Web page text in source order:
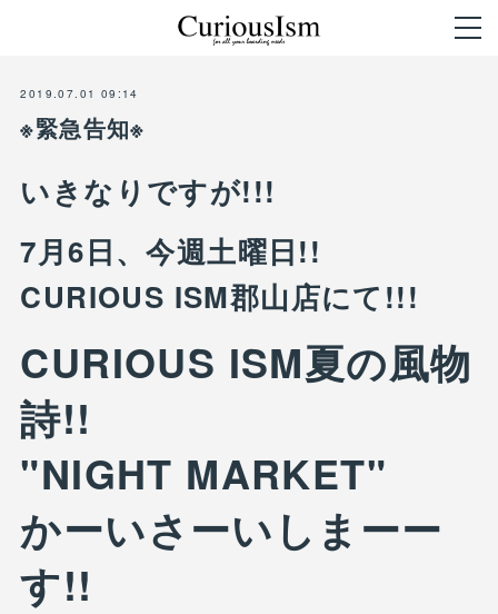
2019.07.01 09:14
※緊急告知※
いきなりですが!!!
7月6日、今週土曜日!!
CURIOUS ISM郡山店にて!!!
CURIOUS ISM夏の風物
詩!!
"NIGHT MARKET"
かーいさーいしまーー
す!!